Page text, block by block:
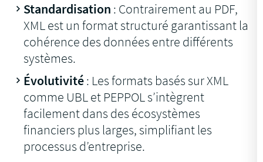
Standardisation : Contrairement au PDF,
XML est un format structuré garantissant la
cohérence des données entre différents
systèmes.
Évolutivité: Les formats basés sur XML
comme UBL et PEPPOL s’intègrent
facilement dans des écosystèmes
financiers plus larges, simplifiant les
processus d’entreprise.